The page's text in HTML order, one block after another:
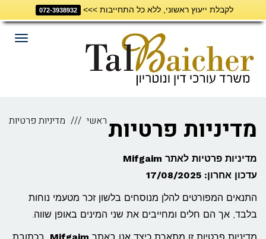
לקבלת ייעוץ ראשוני, ללא כל התחייבות >>> 072-3938932
לתוכן
ראשי מדיניות פרטיות מדיניות פרטיות
מדיניות פרטיות לאתר Mifgaim
עדכון אחרון: 17/08/2025
התנאים המפורטים להלן מנוסחים בלשון זכר מטעמי נוחות
בלבד, אך הם חלים ומחייבים את שני המינים באופן שווה.